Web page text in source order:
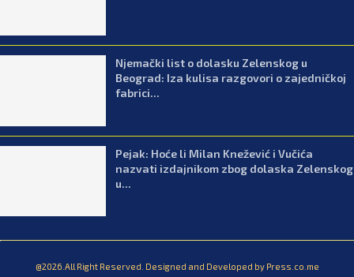
Njemački list o dolasku Zelenskog u
Beograd: Iza kulisa razgovori o zajedničkoj
fabrici...
Pejak: Hoće li Milan Knežević i Vučića
nazvati izdajnikom zbog dolaska Zelenskog
u...
@2026.All Right Reserved. Designed and Developed by Press.co.me